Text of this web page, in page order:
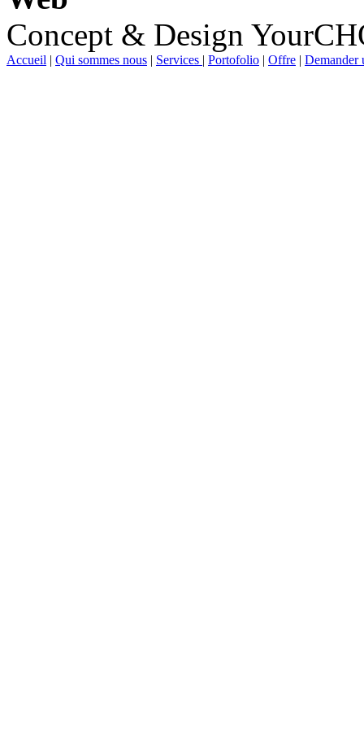
Concept & Design
Accueil | Qui sommes nous | Services | Portofolio | Offre | Demander